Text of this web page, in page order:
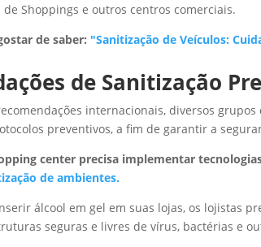
Shoppings e outros centros comerciais.
de saber: "Sanitização de Veículos:
de Sanitização
internacionais, diversos
preventivos, a fim de garantir a
center precisa implementar
de ambientes.
álcool em gel em suas lojas, os lojistas
seguras e livres de vírus, bactérias e